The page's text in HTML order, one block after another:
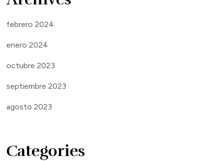
febrero 2024
enero 2024
octubre 2023
septiembre 2023
agosto 2023
Categories